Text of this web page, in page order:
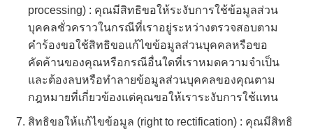
processing) : คุณมีสิทธิขอให้ระงับการใช้ข้อมูลส่วน
บุคคลชั่วคราวในกรณีที่เราอยู่ระหว่างตรวจสอบตาม
คำร้องขอใช้สิทธิขอแก้ไขข้อมูลส่วนบุคคลหรือขอ
คัดค้านของคุณหรือกรณีอื่นใดที่เราหมดความจำเป็น
และต้องลบหรือทำลายข้อมูลส่วนบุคคลของคุณตาม
กฎหมายที่เกี่ยวข้องแต่คุณขอให้เราระงับการใช้แทน
สิทธิขอให้แก้ไขข้อมูล (right to rectification) : คุณมีสิทธิ